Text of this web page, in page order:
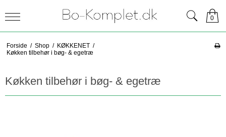
0
Forside / Shop / KØKKENET /
Køkken tilbehør i bøg- & egetræ
Køkken tilbehør i bøg- & egetræ